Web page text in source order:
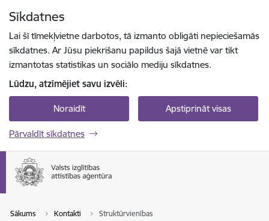
Sīkdatnes
Lai šī tīmekļvietne darbotos, tā izmanto obligāti nepieciešamās
sīkdatnes. Ar Jūsu piekrišanu papildus šajā vietnē var tikt
izmantotas statistikas un sociālo mediju sīkdatnes.
Lūdzu, atzīmējiet savu izvēli:
Noraidīt Apstiprināt visas
Pārvaldīt sīkdatnes
Sākums Kontakti Struktūrvienības